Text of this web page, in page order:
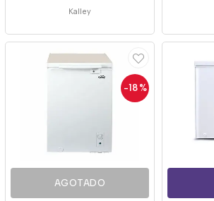
Kalley
-18 %
AGOTADO